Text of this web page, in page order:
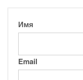
Имя
Email